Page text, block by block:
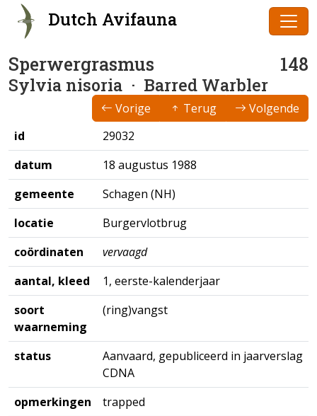
Dutch Avifauna
Sperwergrasmus 148
Sylvia nisoria · Barred Warbler
Vorige Terug
Volgende
id
29032
datum
18 augustus 1988
gemeente
Schagen (NH)
locatie
Burgervlotbrug
coördinaten
vervaagd
aantal, kleed
1, eerste-kalenderjaar
soort
waarneming
(ring)vangst
status
Aanvaard, gepubliceerd in jaarverslag
CDNA
opmerkingen
trapped